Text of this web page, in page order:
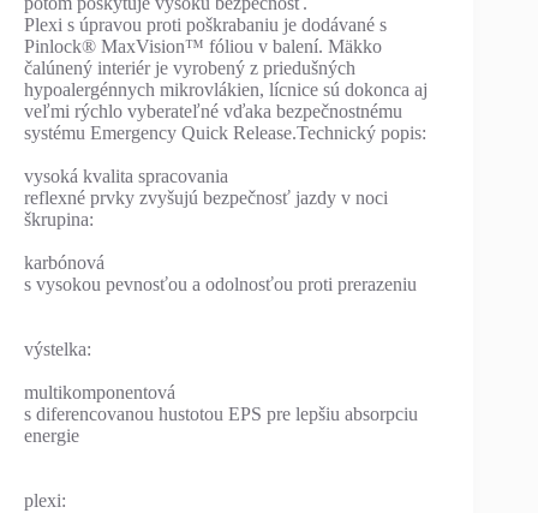
Plexi s úpravou proti poškrabaniu je dodávané s
Pinlock® MaxVision™ fóliou v balení. Mäkko
čalúnený interiér je vyrobený z priedušných
hypoalergénnych mikrovlákien, lícnice sú dokonca aj
veľmi rýchlo vyberateľné vďaka bezpečnostnému
systému Emergency Quick Release.Technický popis:
vysoká kvalita spracovania
reflexné prvky zvyšujú bezpečnosť jazdy v noci
škrupina:
karbónová
s vysokou pevnosťou a odolnosťou proti prerazeniu
výstelka:
multikomponentová
s diferencovanou hustotou EPS pre lepšiu absorpciu
energie
plexi: